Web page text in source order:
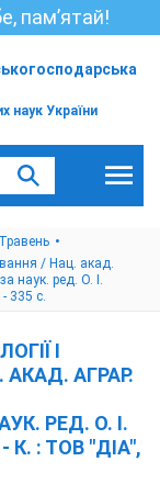
пам’ятай!
наук України
Травень
/ Нац. акад.
наук. ред. О. І.
335 с.
І
АГРАР.
РЕД. О. І.
: ТОВ "ДІА",